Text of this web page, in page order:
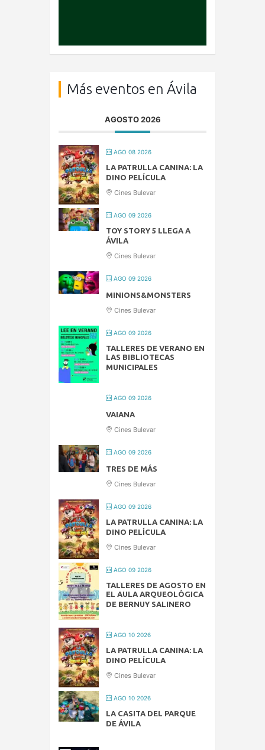
Más eventos en Ávila
AGOSTO 2026
AGO 08 2026
LA PATRULLA CANINA: LA
DINO PELÍCULA
Cines Bulevar
AGO 09 2026
TOY STORY 5 LLEGA A
ÁVILA
Cines Bulevar
AGO 09 2026
MINIONS&MONSTERS
Cines Bulevar
AGO 09 2026
TALLERES DE VERANO EN
LAS BIBLIOTECAS
MUNICIPALES
AGO 09 2026
VAIANA
Cines Bulevar
AGO 09 2026
TRES DE MÁS
Cines Bulevar
AGO 09 2026
LA PATRULLA CANINA: LA
DINO PELÍCULA
Cines Bulevar
AGO 09 2026
TALLERES DE AGOSTO EN
EL AULA ARQUEOLÓGICA
DE BERNUY SALINERO
AGO 10 2026
LA PATRULLA CANINA: LA
DINO PELÍCULA
Cines Bulevar
AGO 10 2026
LA CASITA DEL PARQUE
DE ÁVILA